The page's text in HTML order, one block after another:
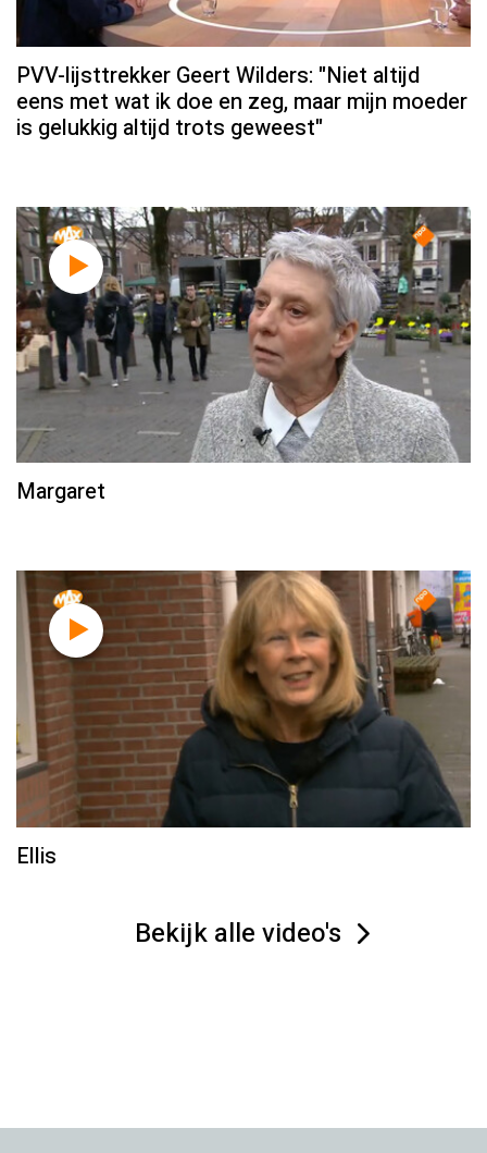
PVV-lijsttrekker Geert Wilders: "Niet altijd
eens met wat ik doe en zeg, maar mijn moeder
is gelukkig altijd trots geweest"
Margaret
Ellis
Bekijk alle video's